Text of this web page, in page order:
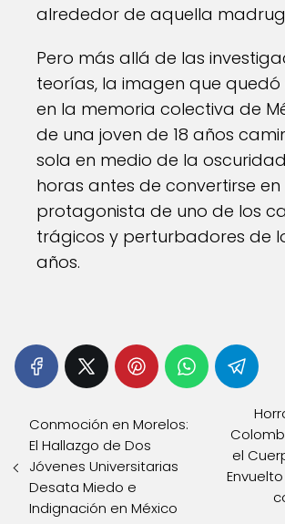
alrededor de aquella
Pero más allá de las
teorías, la imagen que
en la memoria colectiva de
de una joven de 18 años
sola en medio de la
horas antes de convertirse en
protagonista de uno de los
trágicos y perturbadores de
años.
Conmoción en Morelos:
El Hallazgo de Dos
Jóvenes Universitarias
Desata Miedo e
Indignación en México
el